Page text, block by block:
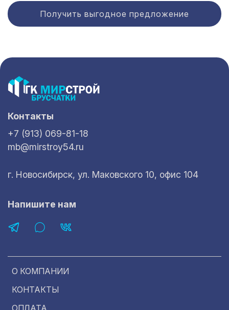
Получить выгодное предложение
О КОМПАНИИ
КОНТАКТЫ
Контакты
+7 (913) 069-81-18
mb@mirstroy54.ru
г. Новосибирск, ул. Маковского 10, офис 104
Напишите нам